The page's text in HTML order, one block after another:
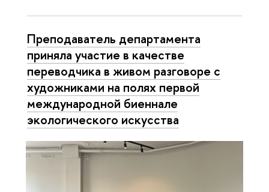
Преподаватель департамента
приняла участие в качестве
переводчика в живом разговоре с
художниками на полях первой
международной биеннале
экологического искусства